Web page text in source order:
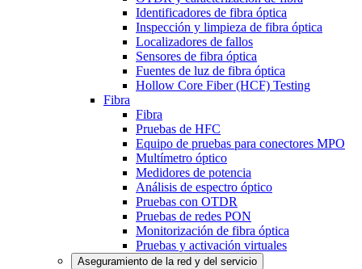
Identificadores de fibra óptica
Inspección y limpieza de fibra óptica
Localizadores de fallos
Sensores de fibra óptica
Fuentes de luz de fibra óptica
Hollow Core Fiber (HCF) Testing
Fibra
Fibra
Pruebas de HFC
Equipo de pruebas para conectores MPO
Multímetro óptico
Medidores de potencia
Análisis de espectro óptico
Pruebas con OTDR
Pruebas de redes PON
Monitorización de fibra óptica
Pruebas y activación virtuales
Aseguramiento de la red y del servicio